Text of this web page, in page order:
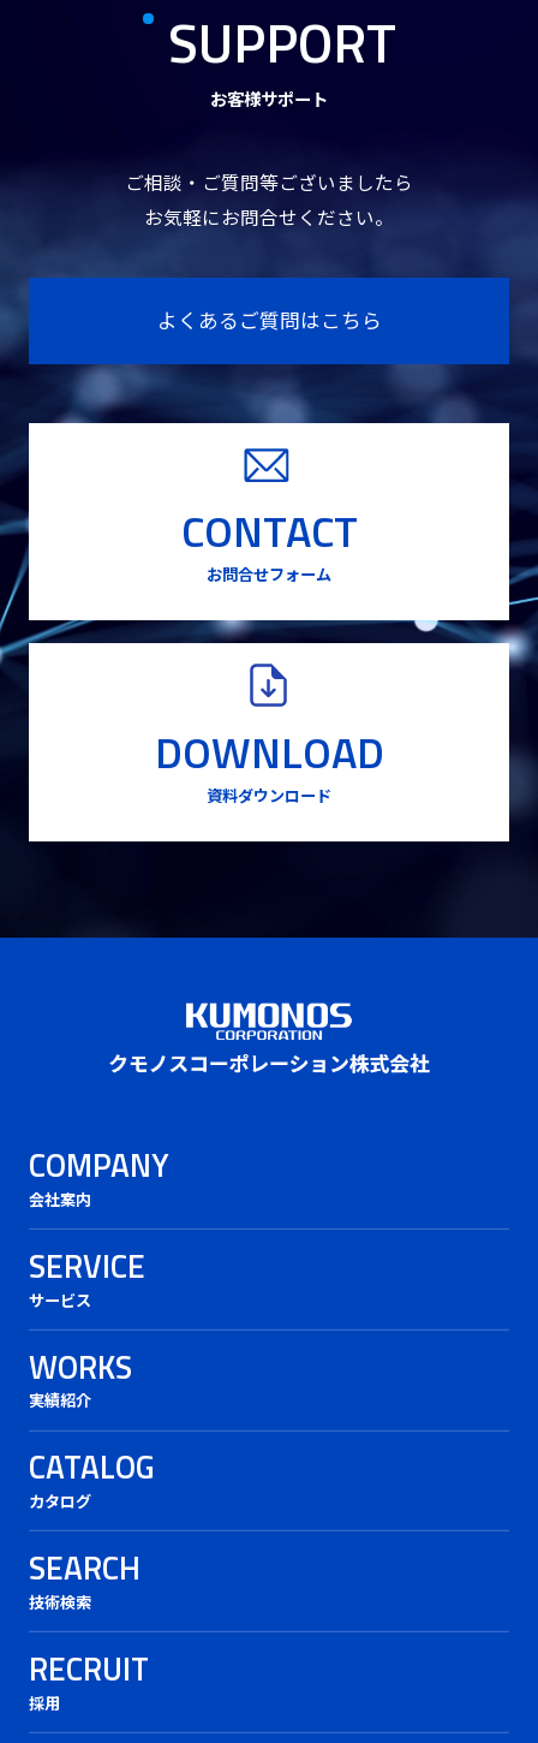
SUPPORT
お客様サポート
ご相談・ご質問等ございましたら
お気軽にお問合せください。
よくあるご質問はこちら
CONTACT
お問合せフォーム
DOWNLOAD
資料ダウンロード
COMPANY
会社案内
SERVICE
サービス
WORKS
実績紹介
CATALOG
カタログ
SEARCH
技術検索
RECRUIT
採用